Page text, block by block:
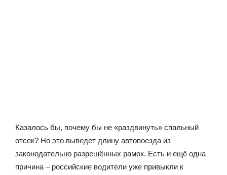
Казалось бы, почему бы не «раздвинуть» спальный
отсек? Но это выведет длину автопоезда из
законодательно разрешённых рамок. Есть и ещё одна
причина – российские водители уже привыкли к